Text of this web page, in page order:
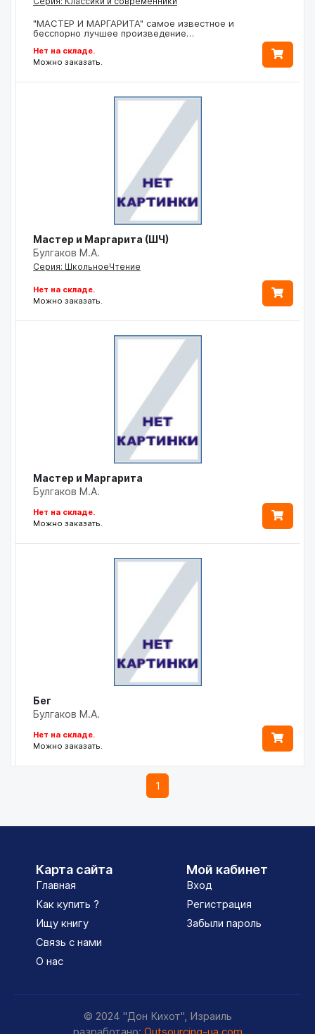
"МАСТЕР И МАРГАРИТА" самое известное и
бесспорно лучшее произведение…
Нет на складе.
Можно заказать.
Мастер и Маргарита (ШЧ)
Булгаков М.А.
Серия: ШкольноеЧтение
Нет на складе.
Можно заказать.
Мастер и Маргарита
Булгаков М.А.
Нет на складе.
Можно заказать.
Бег
Булгаков М.А.
Нет на складе.
Можно заказать.
1
Карта сайта
Главная
Как купить ?
Ищу книгу
Связь с нами
О нас
Мой кабинет
Вход
Регистрация
Забыли пароль
© 2024 "Дон Кихот", Израиль